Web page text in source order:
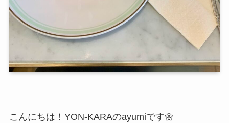
こんにちは！YON-KARAのayumiです🌼